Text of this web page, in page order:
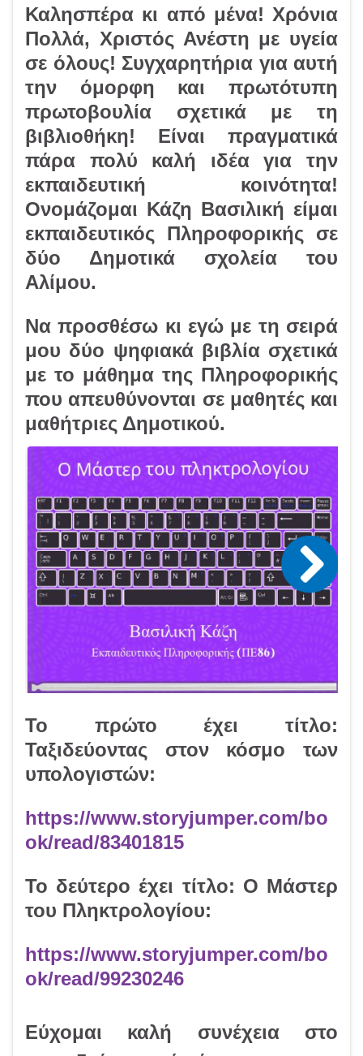
Καλησπέρα κι από μένα! Χρόνια
Πολλά, Χριστός Ανέστη με υγεία
σε όλους! Συγχαρητήρια για αυτή
την όμορφη και πρωτότυπη
πρωτοβουλία σχετικά με τη
βιβλιοθήκη! Είναι πραγματικά
πάρα πολύ καλή ιδέα για την
εκπαιδευτική κοινότητα!
Ονομάζομαι Κάζη Βασιλική είμαι
εκπαιδευτικός Πληροφορικής σε
δύο Δημοτικά σχολεία του
Αλίμου.
Να προσθέσω κι εγώ με τη σειρά
μου δύο ψηφιακά βιβλία σχετικά
με το μάθημα της Πληροφορικής
που απευθύνονται σε μαθητές και
μαθήτριες Δημοτικού.
Το πρώτο έχει τίτλο:
Ταξιδεύοντας στον κόσμο των
υπολογιστών:
https://www.storyjumper.com/bo
ok/read/83401815
Το δεύτερο έχει τίτλο: Ο Μάστερ
του Πληκτρολογίου:
https://www.storyjumper.com/bo
ok/read/99230246
Εύχομαι καλή συνέχεια στο